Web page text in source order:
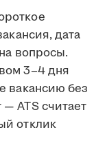
дата
вопросы.
3–4 дня
вакансию без
ATS считает
отклик